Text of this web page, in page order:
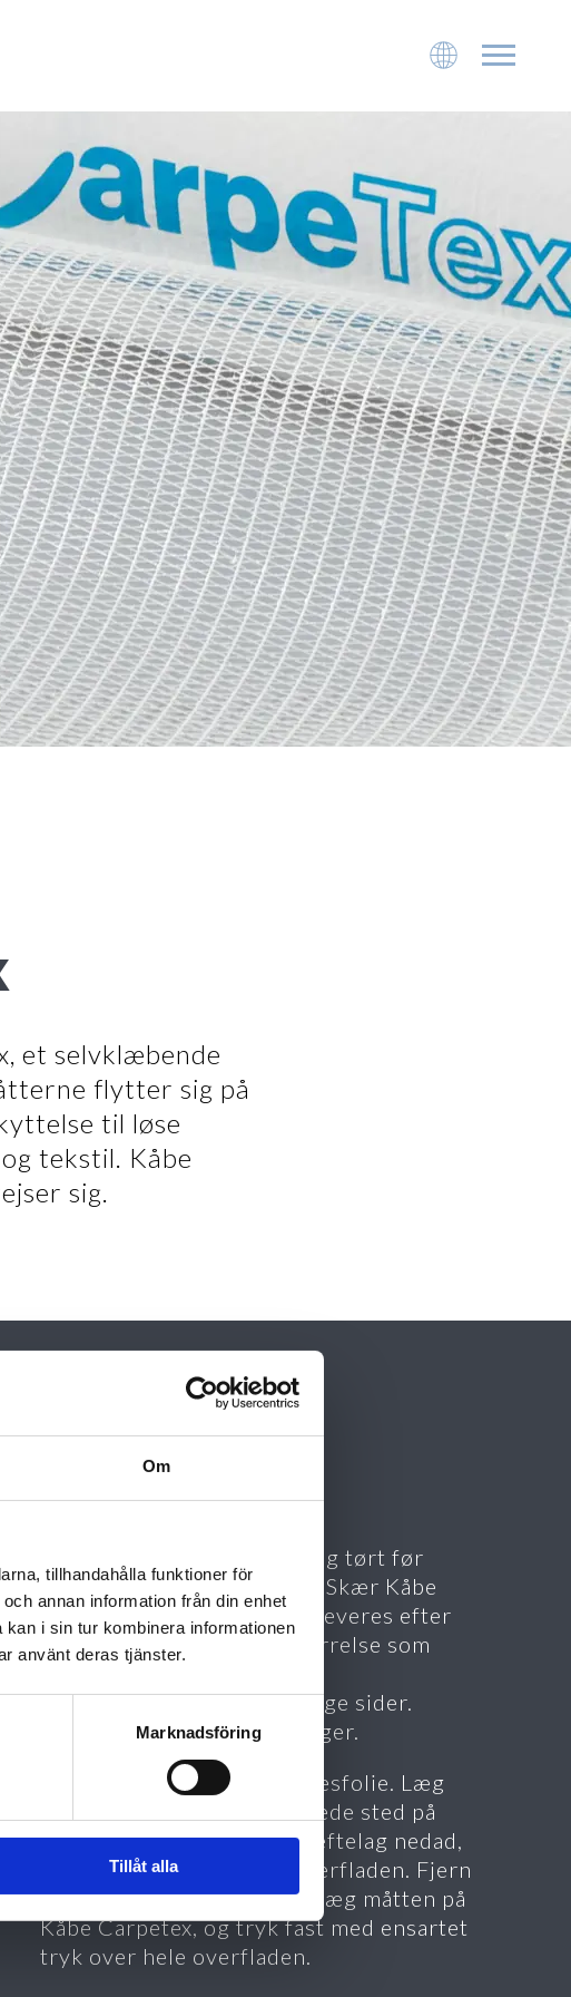
Om
tillhandahålla funktioner för
annan information från din enhet
i sin tur kombinera informationen
använt deras tjänster.
Marknadsföring
Tillåt alla
et selvklæbende
flytter sig på
til løse
tekstil. Kåbe
sig.
Sørg for, at gulvet er rent og tørt før
installationen påbegyndes. Skær Kåbe
Carpetex til (hvis den ikke leveres efter
mål), så den har samme størrelse som
måtten, uden at fjerne
beskyttelsesplasten på begge sider.
Overlap 2-3 cm ved samlinger.
Fjern den hvide beskyttelsesfolie. Læg
Kåbe Carpetex på det ønskede sted på
gulvet med det fritlagte hæftelag nedad,
og tryk den fast på hele overfladen. Fjern
den blå beskyttelsesfolie. Læg måtten på
Kåbe Carpetex, og tryk fast med ensartet
tryk over hele overfladen.